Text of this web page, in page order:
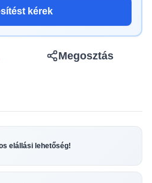
kérek
Megosztás
elállási lehetőség!